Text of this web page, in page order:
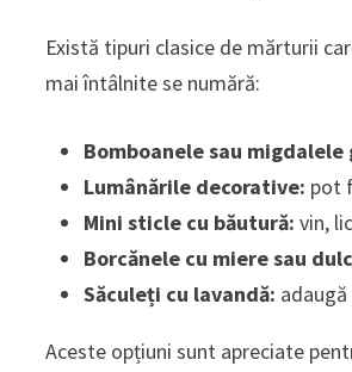
Există tipuri clasice de mărturii
mai întâlnite se numără:
Bomboanele sau
Lumânările decorative: pot
Mini sticle cu băutură: vin,
Borcănele cu miere sau
Săculeți cu lavandă:
Aceste opțiuni sunt apreciate